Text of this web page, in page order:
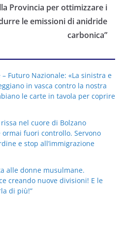
Provincia per ottimizzare i
le emissioni di anidride
carbonica”
Futuro Nazionale: «La sinistra e
in vasca contro la nostra
le carte in tavola per coprire
rissa nel cuore di Bolzano
fuori controllo. Servono
e stop all’immigrazione
alle donne musulmane.
creando nuove divisioni! E le
di più!”